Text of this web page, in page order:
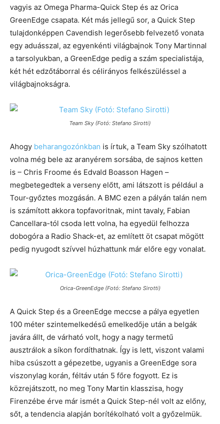
vagyis az Omega Pharma-Quick Step és az Orica
GreenEdge csapata. Két más jellegű sor, a Quick Step
tulajdonképpen Cavendish legerősebb felvezető vonata
egy aduásszal, az egyenkénti világbajnok Tony Martinnal
a tarsolyukban, a GreenEdge pedig a szám specialistája,
két hét edzőtáborral és célirányos felkészüléssel a
világbajnokságra.
Team Sky (Fotó: Stefano Sirotti)
Ahogy beharangozónkban is írtuk, a Team Sky szólhatott
volna még bele az aranyérem sorsába, de sajnos ketten
is – Chris Froome és Edvald Boasson Hagen –
megbetegedtek a verseny előtt, ami látszott is például a
Tour-győztes mozgásán. A BMC ezen a pályán talán nem
is számított akkora topfavoritnak, mint tavaly, Fabian
Cancellara-tól csoda lett volna, ha egyedül felhozza
dobogóra a Radio Shack-et, az említett öt csapat mögött
pedig nyugodt szívvel húzhattunk már előre egy vonalat.
Orica-GreenEdge (Fotó: Stefano Sirotti)
A Quick Step és a GreenEdge meccse a pálya egyetlen
100 méter szintemelkedésű emelkedője után a belgák
javára állt, de várható volt, hogy a nagy termetű
ausztrálok a síkon fordíthatnak. Így is lett, viszont valami
hiba csúszott a gépezetbe, ugyanis a GreenEdge sora
viszonylag korán, féltáv után 5 főre fogyott. Ez is
közrejátszott, no meg Tony Martin klasszisa, hogy
Firenzébe érve már ismét a Quick Step-nél volt az előny,
sőt, a tendencia alapján borítékolható volt a győzelmük.